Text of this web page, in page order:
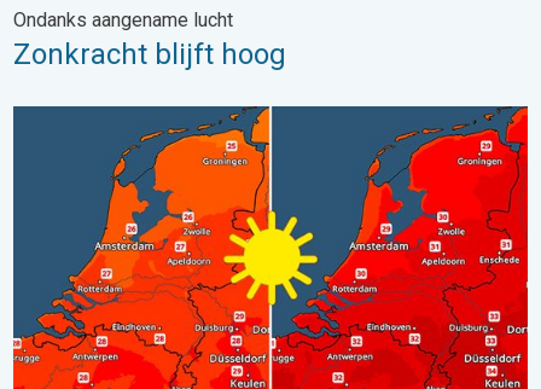
Ondanks aangename lucht
Zonkracht blijft hoog
Volop zon en zomerse warmte. Weekendweer. . . donderdag